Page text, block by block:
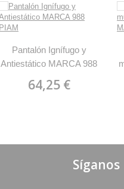
Pantalón Ignífugo y
Antiestático MARCA 988
64,25 €
Síganos